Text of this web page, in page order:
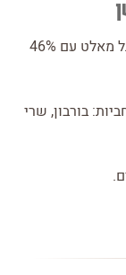
בנריאך 12 שנה מעושן הוא וויסקי סקוטי סינגל מאלט עם 46%
סוגי חביות: בורבון, שרי